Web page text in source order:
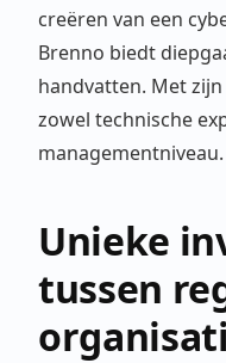
creëren van een
Brenno biedt
handvatten. Met
zowel technische
managementniveau.
Unieke
tussen